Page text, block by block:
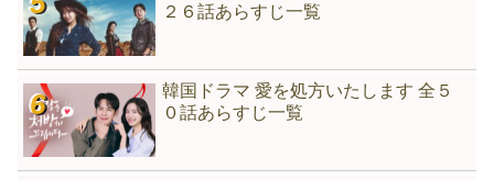
２６話あらすじ一覧
韓国ドラマ 愛を処方いたします 全５
０話あらすじ一覧